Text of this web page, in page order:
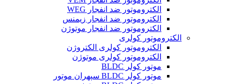
الکتروموتور ضد انفجار WEG
الکتروموتور ضد انفجار زیمنس
الکتروموتور ضد انفجار موتوژن
الکتروموتور کولری
الکتروموتور کولری الکتروژن
الکتروموتور کولری موتوژن
موتور کولر BLDC
موتور کولر BLDC سپهران موتور